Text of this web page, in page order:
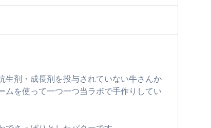
生剤・成長剤を投与されていない牛さんか
ムを使って一つ一つ当ラボで手作りしてい